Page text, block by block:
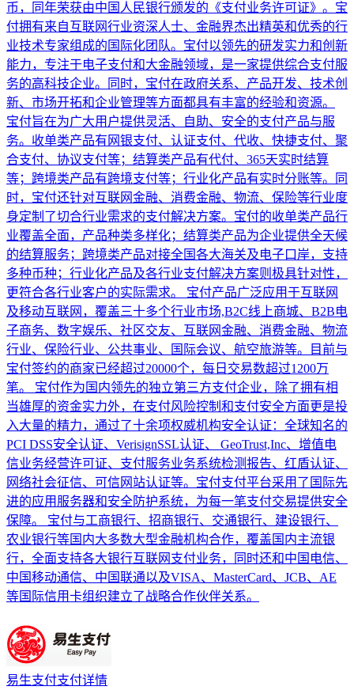
币，同年荣获由中国人民银行颁发的《支付业务许可证》。宝
付拥有来自互联网行业资深人士、金融界杰出精英和优秀的行
业技术专家组成的国际化团队。宝付以领先的研发实力和创新
能力，专注于电子支付和大金融领域，是一家提供综合支付服
务的高科技企业。同时，宝付在政府关系、产品开发、技术创
新、市场开拓和企业管理等方面都具有丰富的经验和资源。
宝付旨在为广大用户提供灵活、自助、安全的支付产品与服
务。收单类产品有网银支付、认证支付、代收、快捷支付、聚
合支付、协议支付等；结算类产品有代付、365天实时结算
等；跨境类产品有跨境支付等；行业化产品有实时分账等。同
时，宝付还针对互联网金融、消费金融、物流、保险等行业度
身定制了切合行业需求的支付解决方案。宝付的收单类产品行
业覆盖全面，产品种类多样化；结算类产品为企业提供全天候
的结算服务；跨境类产品对接全国各大海关及电子口岸，支持
多种币种；行业化产品及各行业支付解决方案则极具针对性，
更符合各行业客户的实际需求。 宝付产品广泛应用于互联网
及移动互联网，覆盖三十多个行业市场,B2C线上商城、B2B电
子商务、数字娱乐、社区交友、互联网金融、消费金融、物流
行业、保险行业、公共事业、国际会议、航空旅游等。目前与
宝付签约的商家已经超过20000个，每日交易数超过1200万
笔。 宝付作为国内领先的独立第三方支付企业，除了拥有相
当雄厚的资金实力外，在支付风险控制和支付安全方面更是投
入大量的精力，通过了十余项权威机构安全认证：全球知名的
PCI DSS安全认证、VerisignSSL认证、 GeoTrust,Inc、增值电
信业务经营许可证、支付服务业务系统检测报告、红盾认证、
网络社会征信、可信网站认证等。宝付支付平台采用了国际先
进的应用服务器和安全防护系统，为每一笔支付交易提供安全
保障。 宝付与工商银行、招商银行、交通银行、建设银行、
农业银行等国内大多数大型金融机构合作，覆盖国内主流银
行，全面支持各大银行互联网支付业务，同时还和中国电信、
中国移动通信、中国联通以及VISA、MasterCard、JCB、AE
等国际信用卡组织建立了战略合作伙伴关系。
易生支付支付详情